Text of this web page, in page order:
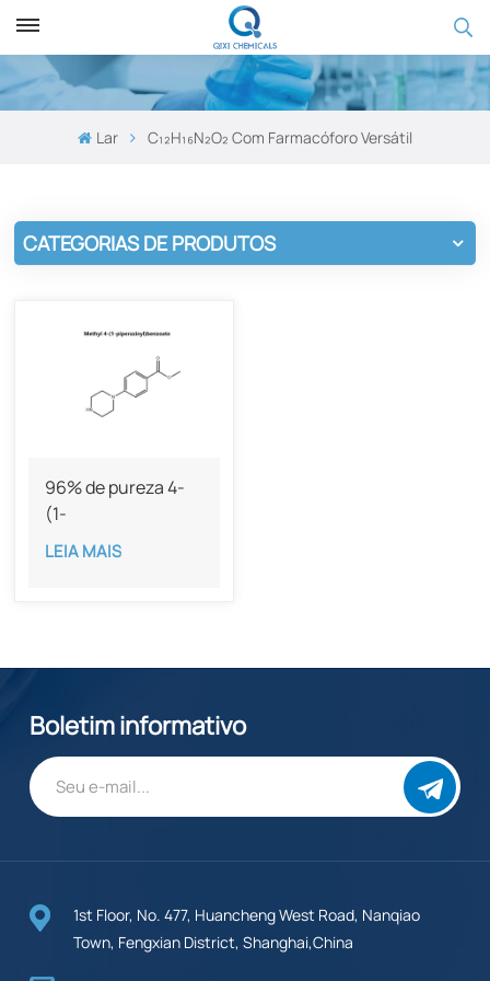
Lar C₁₂H₁₆N₂O₂ Com Farmacóforo Versátil
CATEGORIAS DE PRODUTOS
96% de pureza 4-
(1-
piperazinil)benzoato
de metila CAS
LEIA MAIS
Boletim informativo
1st Floor, No. 477, Huancheng West Road, Nanqiao
Town, Fengxian District, Shanghai,China